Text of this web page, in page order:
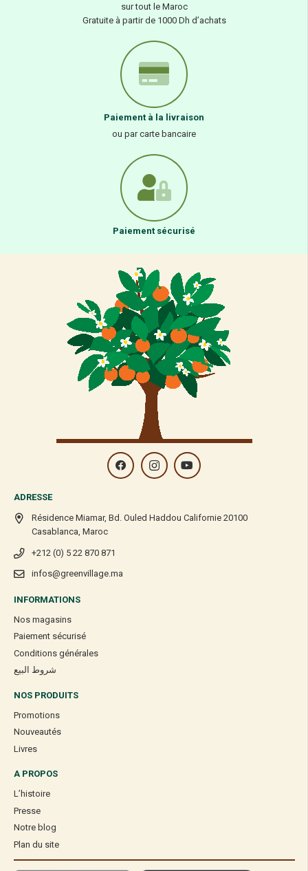
sur tout le Maroc
Gratuite à partir de 1000 Dh d’achats
Paiement à la livraison
ou par carte bancaire
Paiement sécurisé
ADRESSE
Résidence Miamar, Bd. Ouled Haddou Californie 20100
Casablanca, Maroc
+212 (0) 5 22 870 871
infos@greenvillage.ma
INFORMATIONS
Nos magasins
Paiement sécurisé
Conditions générales
شروط البيع
NOS PRODUITS
Promotions
Nouveautés
Livres
A PROPOS
L’histoire
Presse
Notre blog
Plan du site